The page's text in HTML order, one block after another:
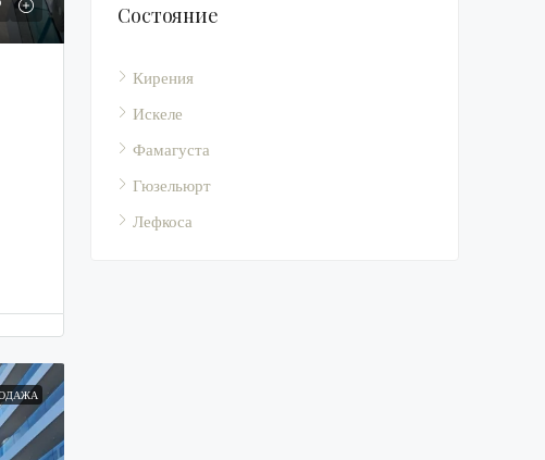
Состояние
Кирения
Искеле
Фамагуста
Гюзельюрт
Лефкоса